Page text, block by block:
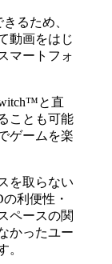
るため、
動画をはじ
マートフォ
と直
ことも可能
ゲームを楽
を取らない
利便性・
ペースの関
かったユー
。